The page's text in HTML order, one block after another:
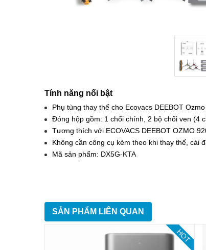
Tính năng nổi bật
Phụ tùng thay thế cho Ecovacs DEEBOT
Đóng hộp gồm: 1 chổi chính, 2 bộ chổi ven (4
Tương thích với ECOVACS DEEBOT OZMO
Không cần công cụ kèm theo khi thay thế, cài
Mã sản phẩm: DX5G-KTA
SẢN PHẨM LIÊN QUAN
HOT